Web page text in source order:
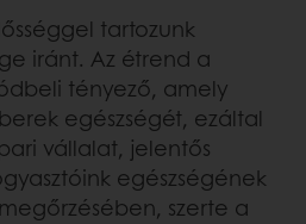
tartozunk
iránt. Az étrend a
tényező, amely
egészségét, ezáltal
vállalat, jelentős
egészségének
szerte a